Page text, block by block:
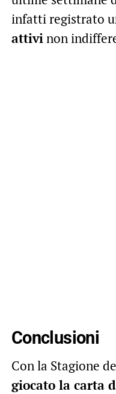
infatti registrato
attivinon
Conclusioni
Con la Stagione
giocato la carta